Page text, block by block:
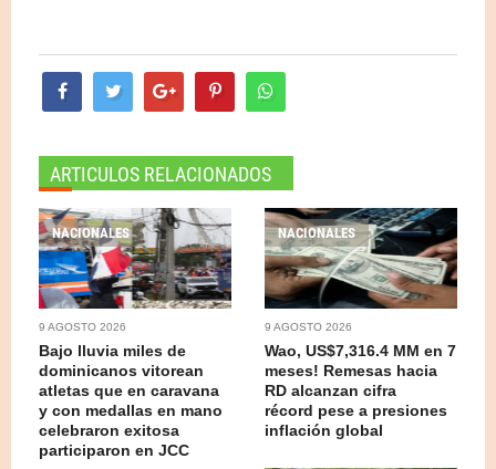
ARTICULOS RELACIONADOS
NACIONALES
9 AGOSTO 2026
Bajo lluvia miles de
dominicanos vitorean
atletas que en caravana
y con medallas en mano
celebraron exitosa
participaron en JCC
NACIONALES
9 AGOSTO 2026
Wao, US$7,316.4 MM en 7
meses! Remesas hacia
RD alcanzan cifra
récord pese a presiones
inflación global